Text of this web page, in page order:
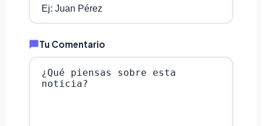
Tu Comentario